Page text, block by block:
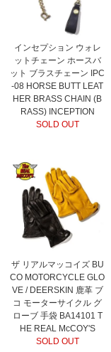
インセプション ウォレ
ットチェーン ホースバ
ット ブラスチェーン IPC
-08 HORSE BUTT LEAT
HER BRASS CHAIN (B
RASS) INCEPTION
SOLD OUT
ザ リアルマッコイズ BU
CO MOTORCYCLE GLO
VE / DEERSKIN 鹿革 ブ
コ モーターサイクル グ
ローブ 手袋 BA14101 T
HE REAL McCOY'S
SOLD OUT